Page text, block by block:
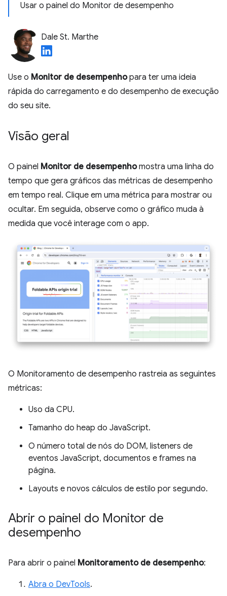
Usar o painel do Monitor de desempenho
Dale St. Marthe
Use o Monitor de desempenhopara ter uma ideia
rápida do carregamento e do desempenho de execução
do seu site.
Visão geral
O painel Monitor de desempenhomostra uma linha do
tempo que gera gráficos das métricas de desempenho
em tempo real. Clique em uma métrica para mostrar ou
ocultar. Em seguida, observe como o gráfico muda à
medida que você interage com o app.
O Monitoramento de desempenho rastreia as seguintes
métricas:
Uso da CPU.
Tamanho do heap do JavaScript.
O número total de nós do DOM, listeners de
eventos JavaScript, documentos e frames na
página.
Layouts e novos cálculos de estilo por segundo.
Abrir o painel do Monitor de
desempenho
Para abrir o painel Monitoramento de desempenho:
Abra o DevTools.